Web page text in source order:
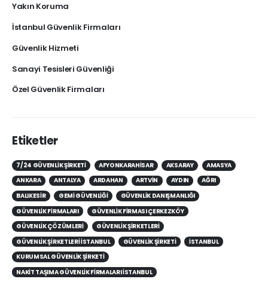
Yakın Koruma
İstanbul Güvenlik Firmaları
Güvenlik Hizmeti
Sanayi Tesisleri Güvenliği
Özel Güvenlik Firmaları
Etiketler
7/24 GÜVENLIK ŞIRKETI AFYONKARAHISAR AKSARAY
AMASYA
ANKARA
ANTALYA ARDAHAN ARTVIN AYDIN
AĞRI
BALIKESIR
GEMI GÜVENLIĞI
GÜVENLIK DANIŞMANLIĞI
GÜVENLIK FIRMALARI
GÜVENLIK FIRMASI ÇERKEZKÖY
GÜVENLIK ÇÖZÜMLERI
GÜVENLIK ŞIRKETLERI
GÜVENLIK ŞIRKETLERI İSTANBUL
GÜVENLIK ŞIRKETI
ISTANBUL
KURUMSAL GÜVENLIK ŞIRKETI
NAKIT TAŞIMA GÜVENLIK FIRMALARI İSTANBUL